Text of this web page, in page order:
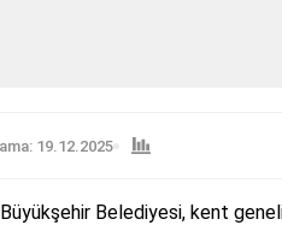
19.12.2025
Belediyesi, kent